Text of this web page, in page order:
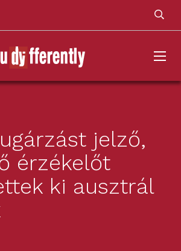
jelző,
érzékelőt
ki ausztrál